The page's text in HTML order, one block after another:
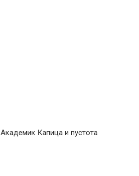
Академик Капица и пустота